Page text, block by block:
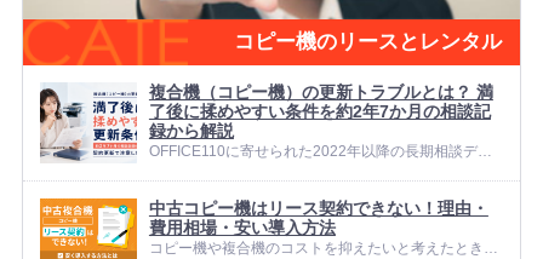
コピー機のリースとレンタル
複合機（コピー機）の更新トラブルとは？ 満
了後に揉めやすい条件を約2年7か月の相談記
録から解説
OFFICE110に寄せられた2022年以降の長期相談デー
談は60件、 全体の約56.6%確認されました。 複合機
（コピー機）のリース契約では、導入時に月額やカウ
ンター...
中古コピー機はリース契約できない！理由・
費用相場・安い導入方法
コピー機や複合機のコストを抑えたいと考えたとき、